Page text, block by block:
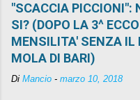
"SCACCIA PICCIONI":
SI? (DOPO LA 3^
MENSILITA' SENZA IL
MOLA DI BARI)
Di Mancio - marzo 10, 2018